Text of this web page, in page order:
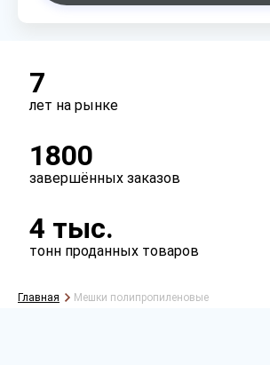
7
лет на рынке
1800
завершённых заказов
4 тыс.
тонн проданных товаров
Главная Мешки полипропиленовые